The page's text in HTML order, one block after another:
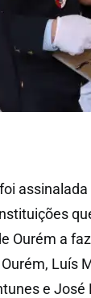
Ourém a
Luís
e José